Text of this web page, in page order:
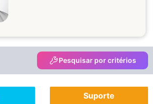
Pesquisar por critérios
Suporte